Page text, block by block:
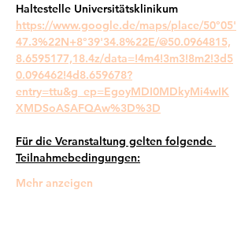
Haltestelle Universitätsklinikum
https://www.google.de/maps/place/50°05'
47.3%22N+8°39'34.8%22E/@50.0964815,
8.6595177,18.4z/data=!4m4!3m3!8m2!3d5
0.096462!4d8.659678?
entry=ttu&g_ep=EgoyMDI0MDkyMi4wIK
XMDSoASAFQAw%3D%3D
Für die Veranstaltung gelten folgende
Teilnahmebedingungen:
Mehr anzeigen